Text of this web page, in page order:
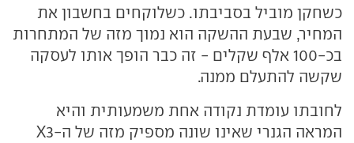
כשחקן מוביל בסביבתו. כשלוקחים בחשבון את
המחיר, שבעת ההשקה הוא נמוך מזה של המתחרות
בכ-100 אלף שקלים - זה כבר הופך אותו לעסקה
שקשה להתעלם ממנה.
לחובתו עומדת נקודה אחת משמעותית והיא
המראה הגנרי שאינו שונה מספיק מזה של ה-X3